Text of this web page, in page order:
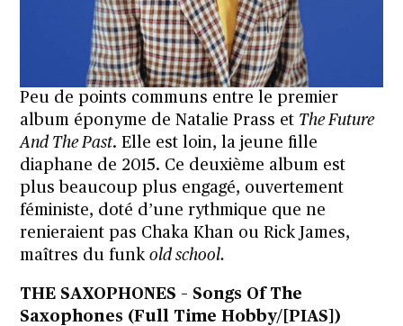
Peu de points communs entre le premier
album éponyme de Natalie Prass et The Future
And The Past. Elle est loin, la jeune fille
diaphane de 2015. Ce deuxième album est
plus beaucoup plus engagé, ouvertement
féministe, doté d’une rythmique que ne
renieraient pas Chaka Khan ou Rick James,
maîtres du funkold school.
THE SAXOPHONES – Songs Of The
Saxophones (Full Time Hobby/[PIAS])